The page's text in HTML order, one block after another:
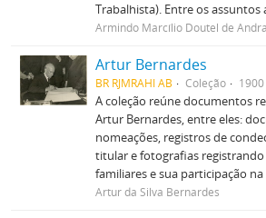
Trabalhista). Entre os assuntos
Armindo Marcílio Doutel de
Artur Bernardes
BR RJMRAHI AB Coleção
A coleção reúne documentos
Artur Bernardes, entre eles:
nomeações, registros de
titular e fotografias
familiares e sua participação
Artur da Silva Bernardes